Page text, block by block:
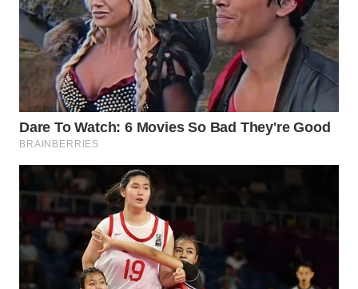
WN
GORONTALO
WN
SULUT
WN
MALUKU
WN
MALUT
WN
DAIRI